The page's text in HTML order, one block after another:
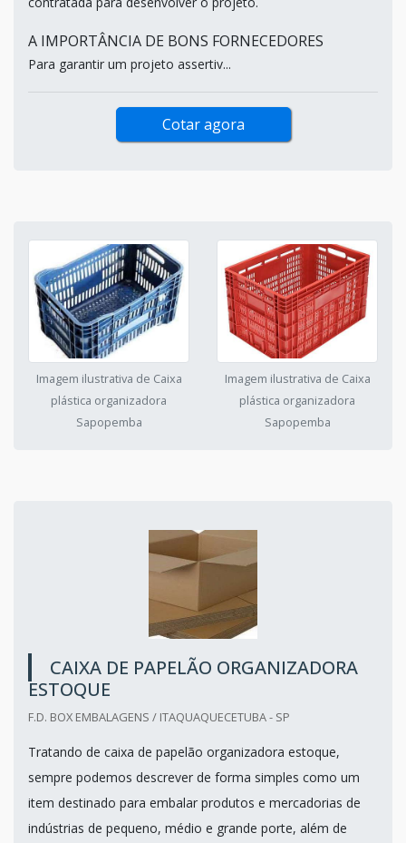
A IMPORTÂNCIA DE BONS FORNECEDORES
Para garantir um projeto assertiv...
Cotar agora
Imagem ilustrativa de Caixa
plástica organizadora
Sapopemba
Imagem ilustrativa de Caixa
plástica organizadora
Sapopemba
CAIXA DE PAPELÃO ORGANIZADORA
ESTOQUE
F.D. BOX EMBALAGENS / ITAQUAQUECETUBA - SP
Tratando de caixa de papelão organizadora estoque,
sempre podemos descrever de forma simples como um
item destinado para embalar produtos e mercadorias de
indústrias de pequeno, médio e grande porte, além de